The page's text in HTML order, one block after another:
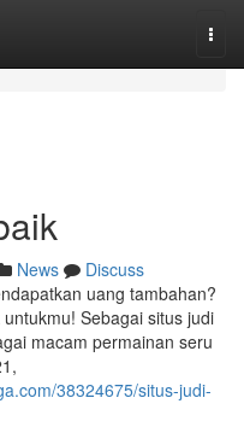
News
Discuss
uang tambahan?
Sebagai situs judi
macam permainan seru
38324675/situs-judi-